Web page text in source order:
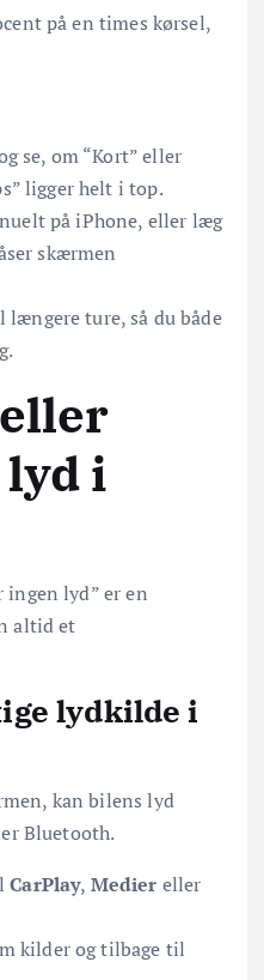
på en times kørsel,
se, om “Kort” eller
ligger helt i top.
på iPhone, eller læg
skærmen
ture, så du både
i
ingen lyd” er en
altid et
lydkilde i
kan bilens lyd
Bluetooth.
CarPlay, Medier eller
kilder og tilbage til